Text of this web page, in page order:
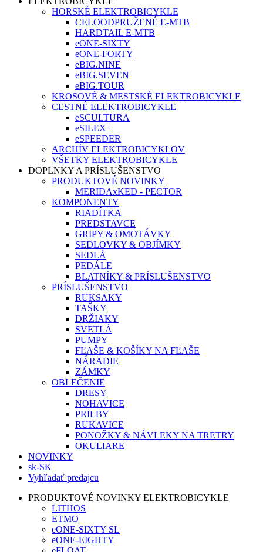
HORSKÉ ELEKTROBICYKLE
CELOODPRUŽENÉ E-MTB
HARDTAIL E-MTB
eONE-SIXTY
eONE-FORTY
eBIG.NINE
eBIG.SEVEN
eBIG.TOUR
KROSOVÉ & MESTSKÉ ELEKTROBICYKLE
CESTNÉ ELEKTROBICYKLE
eSCULTURA
eSILEX+
eSPEEDER
ARCHÍV ELEKTROBICYKLOV
VŠETKY ELEKTROBICYKLE
DOPLNKY A PRÍSLUŠENSTVO
PRODUKTOVÉ NOVINKY
MERIDAxKED - PECTOR
KOMPONENTY
RIADÍTKA
PREDSTAVCE
GRIPY & OMOTÁVKY
SEDLOVKY & OBJÍMKY
SEDLÁ
PEDÁLE
BLATNÍKY & PRÍSLUŠENSTVO
PRÍSLUŠENSTVO
RUKSAKY
TAŠKY
DRŽIAKY
SVETLÁ
PUMPY
FĽAŠE & KOŠÍKY NA FĽAŠE
NÁRADIE
ZÁMKY
OBLEČENIE
DRESY
NOHAVICE
PRILBY
RUKAVICE
PONOŽKY & NÁVLEKY NA TRETRY
OKULIARE
NOVINKY
sk-SK
Vyhľadať predajcu
PRODUKTOVÉ NOVINKY ELEKTROBICYKLE
LITHOS
ETMO
eONE-SIXTY SL
eONE-EIGHTY